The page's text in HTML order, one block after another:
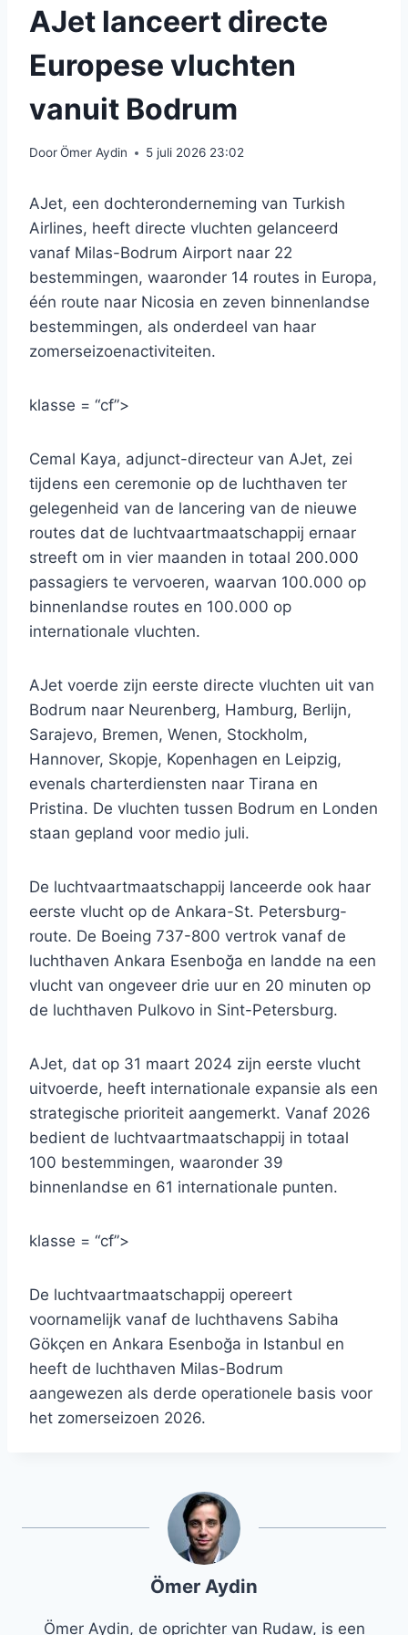
AJet lanceert directe
Europese vluchten
vanuit Bodrum
DoorÖmer Aydin 5 juli 2026 23:02
AJet, een dochteronderneming van Turkish
Airlines, heeft directe vluchten gelanceerd
vanaf Milas-Bodrum Airport naar 22
bestemmingen, waaronder 14 routes in Europa,
één route naar Nicosia en zeven binnenlandse
bestemmingen, als onderdeel van haar
zomerseizoenactiviteiten.
klasse = “cf”>
Cemal Kaya, adjunct-directeur van AJet, zei
tijdens een ceremonie op de luchthaven ter
gelegenheid van de lancering van de nieuwe
routes dat de luchtvaartmaatschappij ernaar
streeft om in vier maanden in totaal 200.000
passagiers te vervoeren, waarvan 100.000 op
binnenlandse routes en 100.000 op
internationale vluchten.
AJet voerde zijn eerste directe vluchten uit van
Bodrum naar Neurenberg, Hamburg, Berlijn,
Sarajevo, Bremen, Wenen, Stockholm,
Hannover, Skopje, Kopenhagen en Leipzig,
evenals charterdiensten naar Tirana en
Pristina. De vluchten tussen Bodrum en Londen
staan ​​gepland voor medio juli.
De luchtvaartmaatschappij lanceerde ook haar
eerste vlucht op de Ankara-St. Petersburg-
route. De Boeing 737-800 vertrok vanaf de
luchthaven Ankara Esenboğa en landde na een
vlucht van ongeveer drie uur en 20 minuten op
de luchthaven Pulkovo in Sint-Petersburg.
AJet, dat op 31 maart 2024 zijn eerste vlucht
uitvoerde, heeft internationale expansie als een
strategische prioriteit aangemerkt. Vanaf 2026
bedient de luchtvaartmaatschappij in totaal
100 bestemmingen, waaronder 39
binnenlandse en 61 internationale punten.
klasse = “cf”>
De luchtvaartmaatschappij opereert
voornamelijk vanaf de luchthavens Sabiha
Gökçen en Ankara Esenboğa in Istanbul en
heeft de luchthaven Milas-Bodrum
aangewezen als derde operationele basis voor
het zomerseizoen 2026.
Ömer Aydin
Ömer Aydin, de oprichter van Rudaw, is een